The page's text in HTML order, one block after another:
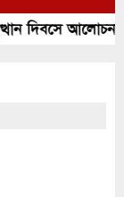
দিবসে আলোচনা,